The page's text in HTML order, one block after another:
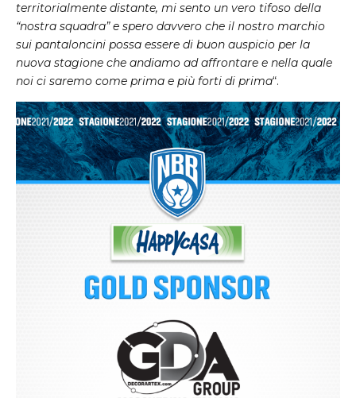
territorialmente distante, mi sento un vero tifoso della
“nostra squadra” e spero davvero che il nostro marchio
sui pantaloncini possa essere di buon auspicio per la
nuova stagione che andiamo ad affrontare e nella quale
noi ci saremo come prima e più forti di prima“.